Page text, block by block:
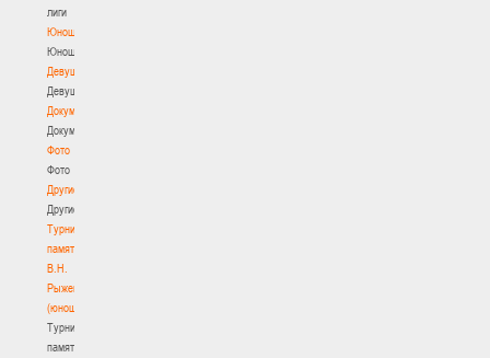
лиги
Юноши
Юноши
Девушки
Девушки
Документы
Документы
Фото
Фото
Другие
Другие
Турнир
памяти
В.Н.
Рыженкова
(юноши)
Турнир
памяти